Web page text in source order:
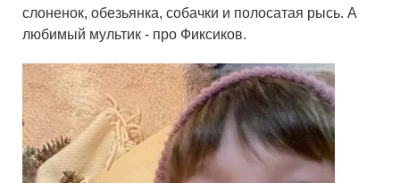
слоненок, обезьянка, собачки и полосатая рысь. А
любимый мультик - про Фиксиков.